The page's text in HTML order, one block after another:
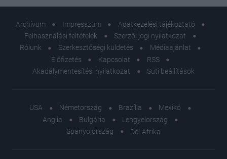
Archívum Impresszum
Adatkezelési tájékoztató
Felhasználási feltételek
Szerzői jogi nyilatkozat
Rólunk
Szerkesztőségi küldetés
Médiaajánlat
Előfizetés
Kapcsolat
RSS
Akadálymentesítési nyilatkozat
Süti beállítások
USA Németország Brazília
Mexikó
Anglia
Bulgária
Lengyelország
Spanyolország
Dél-Afrika